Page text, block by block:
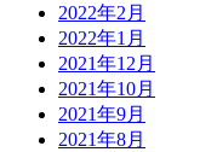
2022年2月
2022年1月
2021年12月
2021年10月
2021年9月
2021年8月